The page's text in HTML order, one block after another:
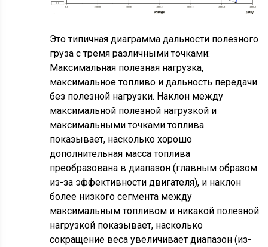
Это типичная диаграмма дальности полезного
груза с тремя различными точками:
Максимальная полезная нагрузка,
максимальное топливо и дальность передачи
без полезной нагрузки. Наклон между
максимальной полезной нагрузкой и
максимальными точками топлива
показывает, насколько хорошо
дополнительная масса топлива
преобразована в диапазон (главным образом
из-за эффективности двигателя), и наклон
более низкого сегмента между
максимальным топливом и никакой полезной
нагрузкой показывает, насколько
сокращение веса увеличивает диапазон (из-